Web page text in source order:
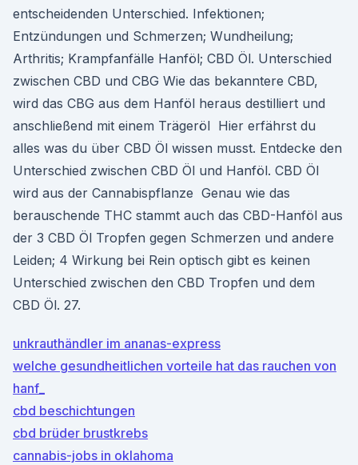
entscheidenden Unterschied. Infektionen;
Entzündungen und Schmerzen; Wundheilung;
Arthritis; Krampfanfälle Hanföl; CBD Öl. Unterschied
zwischen CBD und CBG Wie das bekanntere CBD,
wird das CBG aus dem Hanföl heraus destilliert und
anschließend mit einem Trägeröl Hier erfährst du
alles was du über CBD Öl wissen musst. Entdecke den
Unterschied zwischen CBD Öl und Hanföl. CBD Öl
wird aus der Cannabispflanze Genau wie das
berauschende THC stammt auch das CBD-Hanföl aus
der 3 CBD Öl Tropfen gegen Schmerzen und andere
Leiden; 4 Wirkung bei Rein optisch gibt es keinen
Unterschied zwischen den CBD Tropfen und dem
CBD Öl. 27.
unkrauthändler im ananas-express
welche gesundheitlichen vorteile hat das rauchen von
hanf_
cbd beschichtungen
cbd brüder brustkrebs
cannabis-jobs in oklahoma